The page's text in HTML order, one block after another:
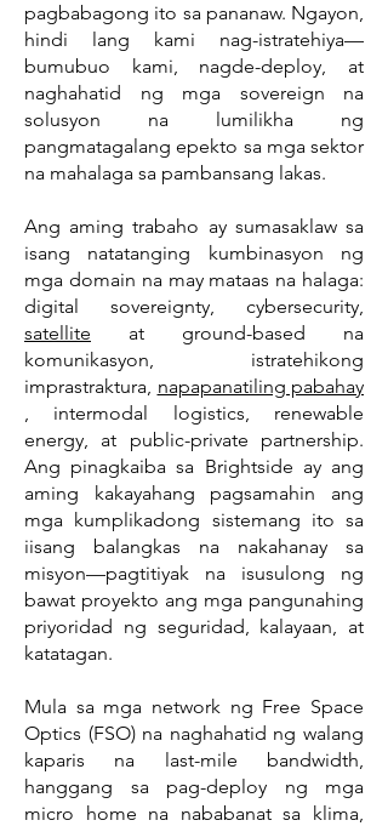
pagbabagong ito sa pananaw. Ngayon,
hindi lang kami nag-istratehiya—
bumubuo kami, nagde-deploy, at
naghahatid ng mga sovereign na
solusyon na lumilikha ng
pangmatagalang epekto sa mga sektor
na mahalaga sa pambansang lakas.
Ang aming trabaho ay sumasaklaw sa
isang natatanging kumbinasyon ng
mga domain na may mataas na halaga:
digital sovereignty, cybersecurity,
satellite at ground-based na
komunikasyon, istratehikong
imprastraktura, napapanatiling pabahay
, intermodal logistics, renewable
energy, at public-private partnership.
Ang pinagkaiba sa Brightside ay ang
aming kakayahang pagsamahin ang
mga kumplikadong sistemang ito sa
iisang balangkas na nakahanay sa
misyon—pagtitiyak na isusulong ng
bawat proyekto ang mga pangunahing
priyoridad ng seguridad, kalayaan, at
katatagan.
Mula sa mga network ng Free Space
Optics (FSO) na naghahatid ng walang
kaparis na last-mile bandwidth,
hanggang sa pag-deploy ng mga
micro home na nababanat sa klima,